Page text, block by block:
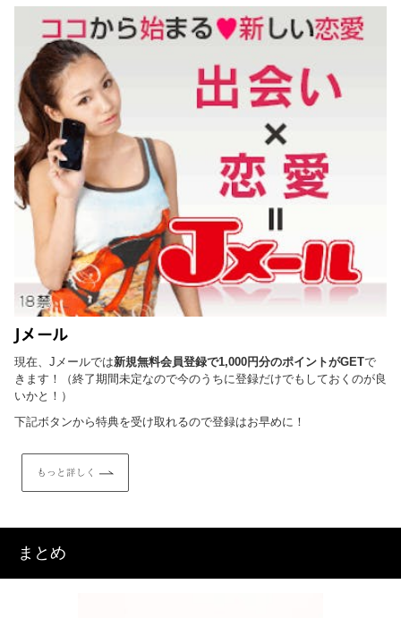
Jメール
現在、Jメールでは新規無料会員登録で1,000円分のポイントがGETで
きます！（終了期間未定なので今のうちに登録だけでもしておくのが良
いかと！）
下記ボタンから特典を受け取れるので登録はお早めに！
もっと詳しく
まとめ